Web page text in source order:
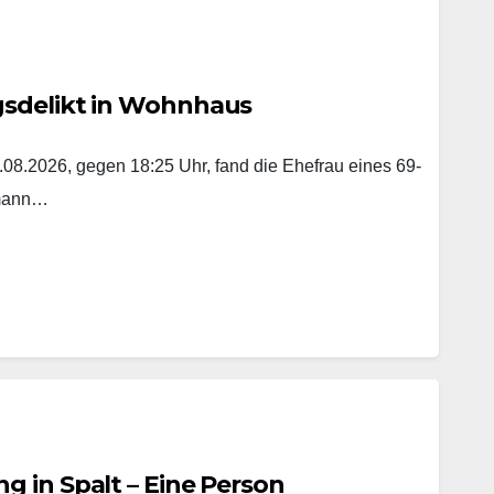
in Wohnhaus
gegen 18:25 Uhr, fand die Ehefrau eines 69-
in Spalt – Eine Person